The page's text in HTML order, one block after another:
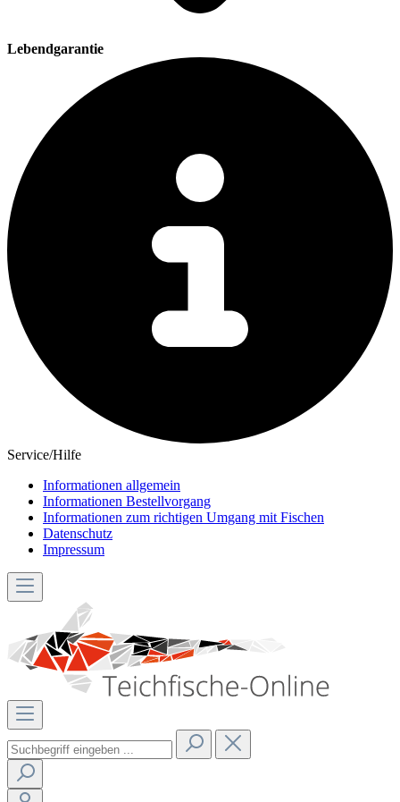
Lebendgarantie
Service/Hilfe
Informationen allgemein
Informationen Bestellvorgang
Informationen zum richtigen Umgang mit Fischen
Datenschutz
Impressum